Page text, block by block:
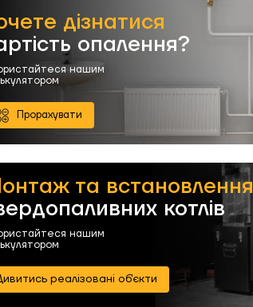
дізнатися
опалення?
нашим
Прорахувати
та встановлення
котлів
нашим
реалізовані об'єкти